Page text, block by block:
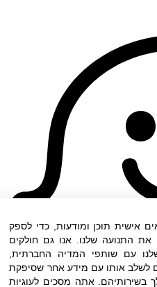
אישית תוכן ומודעות, כדי לספק
התנועה שלנו. אנו גם חולקים
עם שותפי המדיה החברתית,
לשלב אותו עם מידע אחר שסיפקת
אתה מסכים לעוגיות